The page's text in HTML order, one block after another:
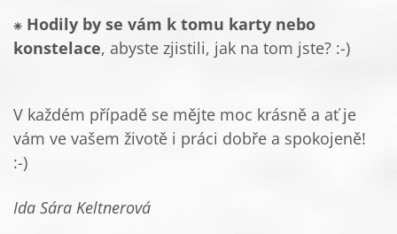
⁕ Hodily by se vám k tomu karty nebo
konstelace, abyste zjistili, jak na tom jste? :-)
V každém případě se mějte moc krásně a ať je
vám ve vašem životě i práci dobře a spokojeně!
:-)
Ida Sára Keltnerová